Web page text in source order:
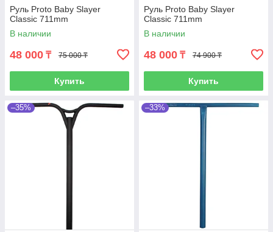
Руль Proto Baby Slayer
Classic 711mm
В наличии
48 000 ₸ 75 000 ₸
Купить
Руль Proto Baby Slayer
Classic 711mm
В наличии
48 000 ₸ 74 900 ₸
Купить
–35% –33%